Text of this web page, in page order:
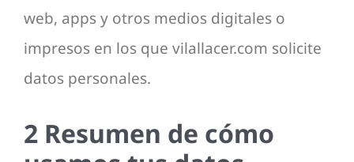
web, apps y otros medios digitales o
impresos en los que vilallacer.com solicite
datos personales.
2 Resumen de cómo